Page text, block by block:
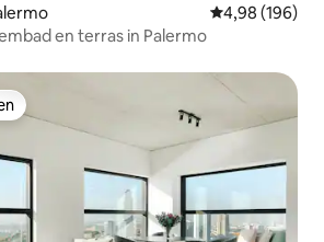
Gemiddelde
4,98 (196)
en terras in Palermo